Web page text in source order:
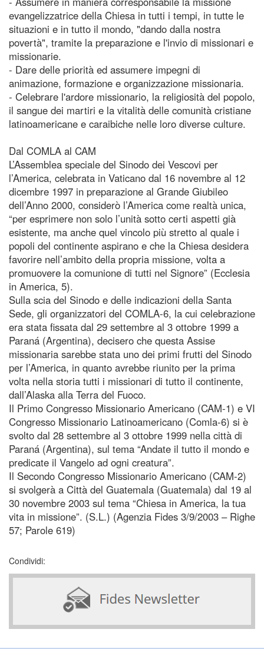
evangelizzatrice della Chiesa in tutti i tempi, in tutte le
situazioni e in tutto il mondo, "dando dalla nostra
povertà", tramite la preparazione e l'invio di missionari e
missionarie.
- Dare delle priorità ed assumere impegni di
animazione, formazione e organizzazione missionaria.
- Celebrare l'ardore missionario, la religiosità del popolo,
il sangue dei martiri e la vitalità delle comunità cristiane
latinoamericane e caraibiche nelle loro diverse culture.
Dal COMLA al CAM
L’Assemblea speciale del Sinodo dei Vescovi per
l’America, celebrata in Vaticano dal 16 novembre al 12
dicembre 1997 in preparazione al Grande Giubileo
dell’Anno 2000, considerò l’America come realtà unica,
“per esprimere non solo l’unità sotto certi aspetti già
esistente, ma anche quel vincolo più stretto al quale i
popoli del continente aspirano e che la Chiesa desidera
favorire nell’ambito della propria missione, volta a
promuovere la comunione di tutti nel Signore” (Ecclesia
in America, 5).
Sulla scia del Sinodo e delle indicazioni della Santa
Sede, gli organizzatori del COMLA-6, la cui celebrazione
era stata fissata dal 29 settembre al 3 ottobre 1999 a
Paraná (Argentina), decisero che questa Assise
missionaria sarebbe stata uno dei primi frutti del Sinodo
per l’America, in quanto avrebbe riunito per la prima
volta nella storia tutti i missionari di tutto il continente,
dall’Alaska alla Terra del Fuoco.
Il Primo Congresso Missionario Americano (CAM-1) e VI
Congresso Missionario Latinoamericano (Comla-6) si è
svolto dal 28 settembre al 3 ottobre 1999 nella città di
Paraná (Argentina), sul tema “Andate il tutto il mondo e
predicate il Vangelo ad ogni creatura”.
Il Secondo Congresso Missionario Americano (CAM-2)
si svolgerà a Città del Guatemala (Guatemala) dal 19 al
30 novembre 2003 sul tema “Chiesa in America, la tua
vita in missione”. (S.L.) (Agenzia Fides 3/9/2003 – Righe
57; Parole 619)
Condividi: